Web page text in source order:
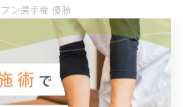
ン選手権 優勝
ープン優勝 #ライオンはりきゅう整骨
ケア #東トレーナー #辻トレーナー #